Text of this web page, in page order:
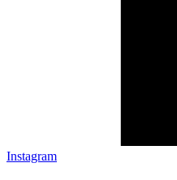
Instagram